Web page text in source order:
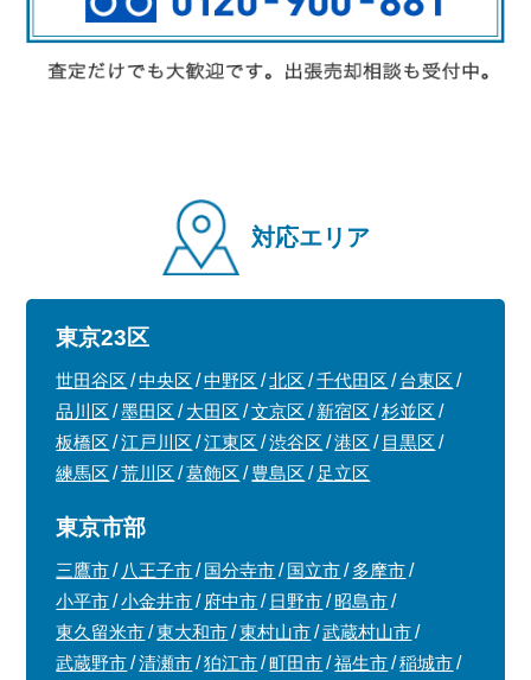
対応エリア
東京23区
世田谷区 中央区 中野区 北区 千代田区
台東区
品川区
墨田区 大田区 文京区 新宿区
杉並区
板橋区
江戸川区 江東区 渋谷区 港区
目黒区
練馬区
荒川区 葛飾区 豊島区 足立区
東京市部
三鷹市 八王子市 国分寺市 国立市
多摩市
小平市
小金井市 府中市 日野市
昭島市
東久留米市
東大和市 東村山市
武蔵村山市
武蔵野市
清瀬市 狛江市 町田市 福生市
稲城市